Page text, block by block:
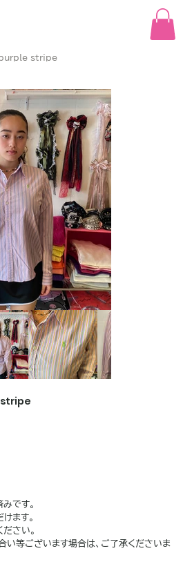
stripe
stripe
です。
ます。
さい。
い等ございます場合は、ご了承くださいま